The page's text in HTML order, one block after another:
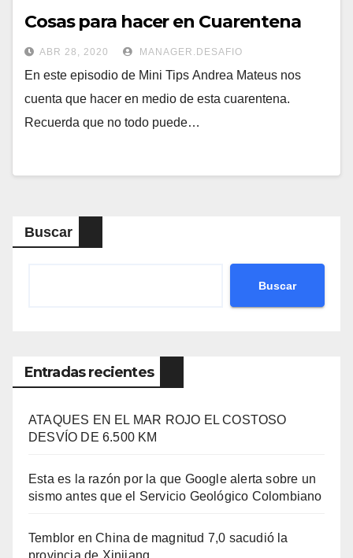
Cosas para hacer en Cuarentena
ABR 28, 2020 MANAGER.DESAFIO
En este episodio de Mini Tips Andrea Mateus nos
cuenta que hacer en medio de esta cuarentena.
Recuerda que no todo puede…
Buscar
Buscar
Entradas recientes
ATAQUES EN EL MAR ROJO EL COSTOSO
DESVÍO DE 6.500 KM
Esta es la razón por la que Google alerta sobre un
sismo antes que el Servicio Geológico Colombiano
Temblor en China de magnitud 7,0 sacudió la